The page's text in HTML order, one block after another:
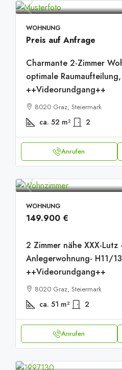
WOHNUNG
Preis auf Anfrage
Charmante 2-Zimmer
optimale
++Videorundgang++
8020 Graz, Steiermark
ca. 52 m² 2
Anrufen
WOHNUNG
149.900 €
2 Zimmer nähe XXX-
Anlegerwohnung- H11/13
++Videorundgang++
8020 Graz, Steiermark
ca. 51 m² 2
Anrufen